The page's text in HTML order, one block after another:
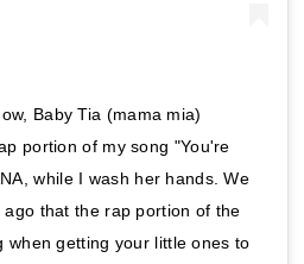
Baby Tia (mama mia)
portion of my song "You're
while I wash her hands. We
ago that the rap portion of the
when getting your little ones to